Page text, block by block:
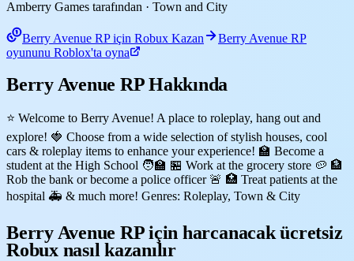
Amberry Games tarafından · Town and City
Berry Avenue RP için Robux Kazan
Berry Avenue RP
oyununu Roblox'ta oyna
Berry Avenue RP Hakkında
⭐ Welcome to Berry Avenue! A place to roleplay, hang out and
explore! 🍓 Choose from a wide selection of stylish houses, cool
cars & roleplay items to enhance your experience! 🏫 Become a
student at the High School 🧑‍🏫 🏪 Work at the grocery store 🥔 🏦
Rob the bank or become a police officer 🚨 🏥 Treat patients at the
hospital 🚑 & much more! Genres: Roleplay, Town & City
Berry Avenue RP için harcanacak ücretsiz
Robux nasıl kazanılır